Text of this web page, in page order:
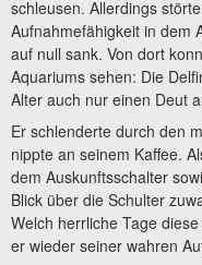
schleusen. Allerdings
Aufnahmefähigkeit in dem
auf null sank. Von dort
Aquariums sehen: Die
Alter auch nur einen Deut
Er schlenderte durch den
nippte an seinem Kaffee.
dem Auskunftsschalter
Blick über die Schulter
Welch herrliche Tage
er wieder seiner wahren